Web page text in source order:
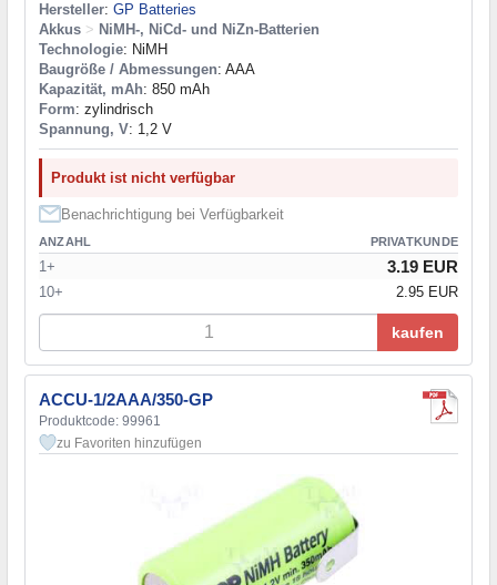
Hersteller: GP Batteries
Akkus > NiMH-, NiCd- und NiZn-Batterien
Technologie: NiMH
Baugröße / Abmessungen: AAA
Kapazität, mAh: 850 mAh
Form: zylindrisch
Spannung, V: 1,2 V
Produkt ist nicht verfügbar
Benachrichtigung bei Verfügbarkeit
ANZAHL PRIVATKUNDE
1+ 3.19 EUR
10+ 2.95 EUR
kaufen
ACCU-1/2AAA/350-GP
Produktcode: 99961
zu Favoriten hinzufügen